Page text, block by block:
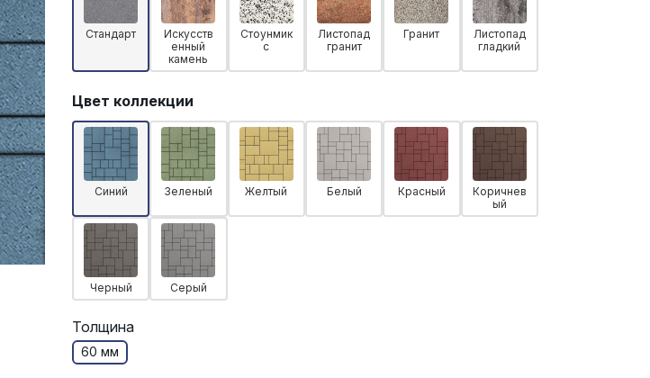
Стандарт
Искусств
енный
камень
Стоунмик
с
Листопад
гранит
Гранит
Листопад
гладкий
Цвет коллекции
Синий Зеленый Желтый Белый Красный
Коричнев
ый
Черный Серый
Толщина
60 мм